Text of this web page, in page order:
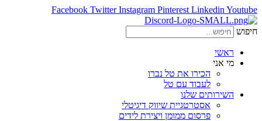
Facebook Twitter Instagram Pinterest Linkedin Youtube
חיפוש
ראשי
מי אני
הכירו את טל נברו
לעבוד עם טל
השירותים שלנו
אסטרטגיית שיווק דיגיטלי
פרסום ממומן ויצירת לידים